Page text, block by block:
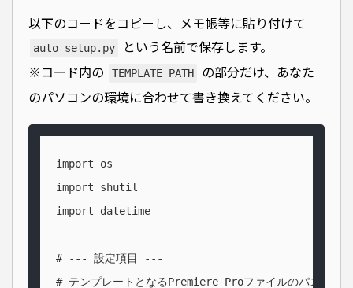
以下のコードをコピーし、メモ帳等に貼り付けて
auto_setup.py
という名前で保存します。
※コード内の
TEMPLATE_PATH
の部分だけ、あなた
のパソコンの環境に合わせて書き換えてください。
import os
import shutil
import datetime
# --- 設定項目 ---
# テンプレートとなるPremiere Proファイルのパス（※ご